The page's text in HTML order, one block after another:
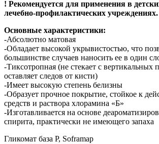
! Рекомендуется для применения в
лечебно-профилактических учреждениях.
Основные характеристики:
-Абсолютно матовая
-Обладает высокой укрывистостью, что
большинстве случаев наносить ее в один
-Тиксотропная (не стекает с вертикальных
оставляет следов от кисти)
-Имеет высокую степень белизны
-Образует прочное покрытие, стойкое к
средств и раствора хлорамина «Б»
-Изготавливается на основе
спирита, практически не имеющего запаха
Гликомат база P, Soframap